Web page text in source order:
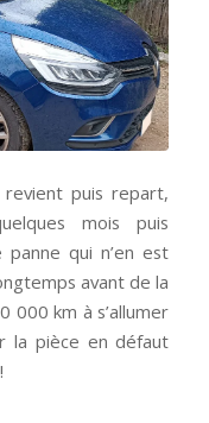
puis repart,
mois puis
qui n’en est
avant de la
000 km à s’allumer
la pièce en défaut